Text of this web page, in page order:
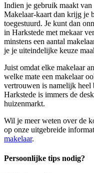
Indien je gebruik maakt
Makelaar-kaart dan krijg je
toegestuurd. Je kunt dan
in Harkstede met mekaar
minstens een aantal
je je uiteindelijke keuze
Juist omdat elke makelaar
welke mate een makelaar
vertrouwen is namelijk heel
Harkstede is immers de
huizenmarkt.
Wil je meer weten over de
op onze uitgebreide
makelaar.
Persoonlijke tips nodig?